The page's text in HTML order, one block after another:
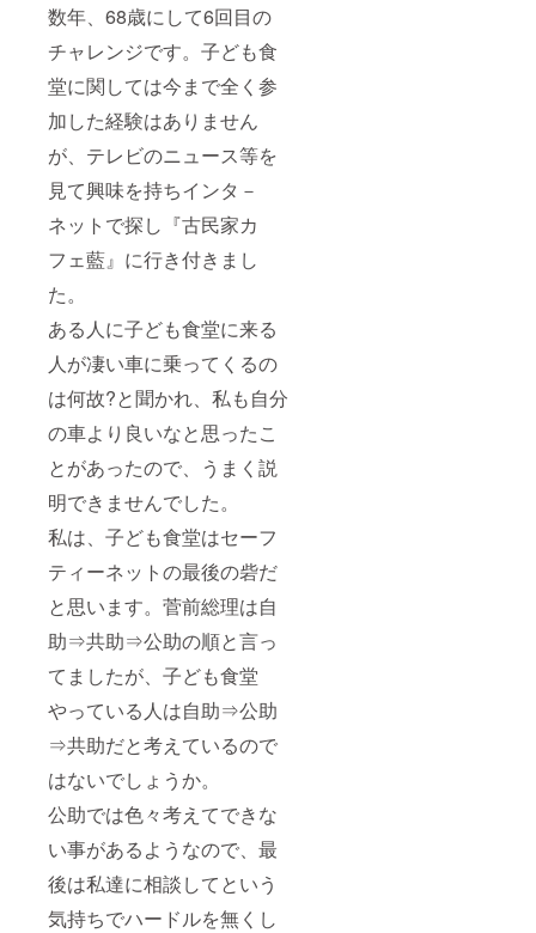
数年、68歳にして6回目の
チャレンジです。子ども食
堂に関しては今まで全く参
加した経験はありません
が、テレビのニュース等を
見て興味を持ちインタ－
ネットで探し『古民家カ
フェ藍』に行き付きまし
た。
ある人に子ども食堂に来る
人が凄い車に乗ってくるの
は何故?と聞かれ、私も自分
の車より良いなと思ったこ
とがあったので、うまく説
明できませんでした。
私は、子ども食堂はセーフ
ティーネットの最後の砦だ
と思います。菅前総理は自
助⇒共助⇒公助の順と言っ
てましたが、子ども食堂
やっている人は自助⇒公助
⇒共助だと考えているので
はないでしょうか。
公助では色々考えてできな
い事があるようなので、最
後は私達に相談してという
気持ちでハードルを無くし